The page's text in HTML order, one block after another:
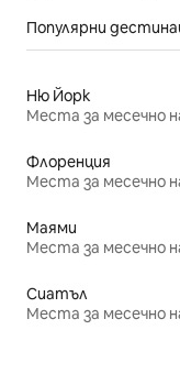
Популярни
Ню Йорк
Места за месечно
Флоренция
Места за месечно
Маями
Места за месечно
Сиатъл
Места за месечно